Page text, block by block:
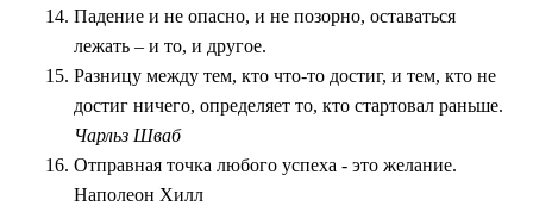
Падение и не опасно, и не позорно, оставаться
лежать – и то, и другое.
Разницу между тем, кто что-то достиг, и тем, кто не
достиг ничего, определяет то, кто стартовал раньше.
Чарльз Шваб
Отправная точка любого успеха - это желание.
Наполеон Хилл